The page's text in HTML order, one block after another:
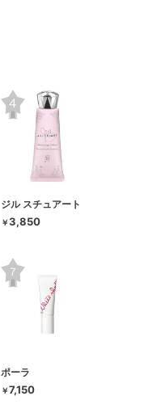
ジル スチュアート
￥3,850
ポーラ
￥7,150